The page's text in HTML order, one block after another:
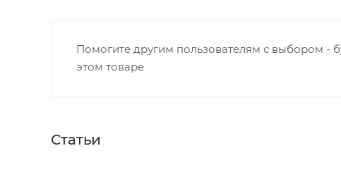
Помогите другим пользователям с выбором -
этом товаре
Статьи